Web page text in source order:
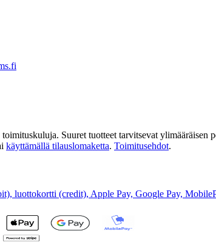
Suuret tuotteet tarvitsevat ylimääräisen
käyttämällä tilauslomaketta. Toimitusehdot.
luottokortti (credit), Apple Pay, Google Pay,